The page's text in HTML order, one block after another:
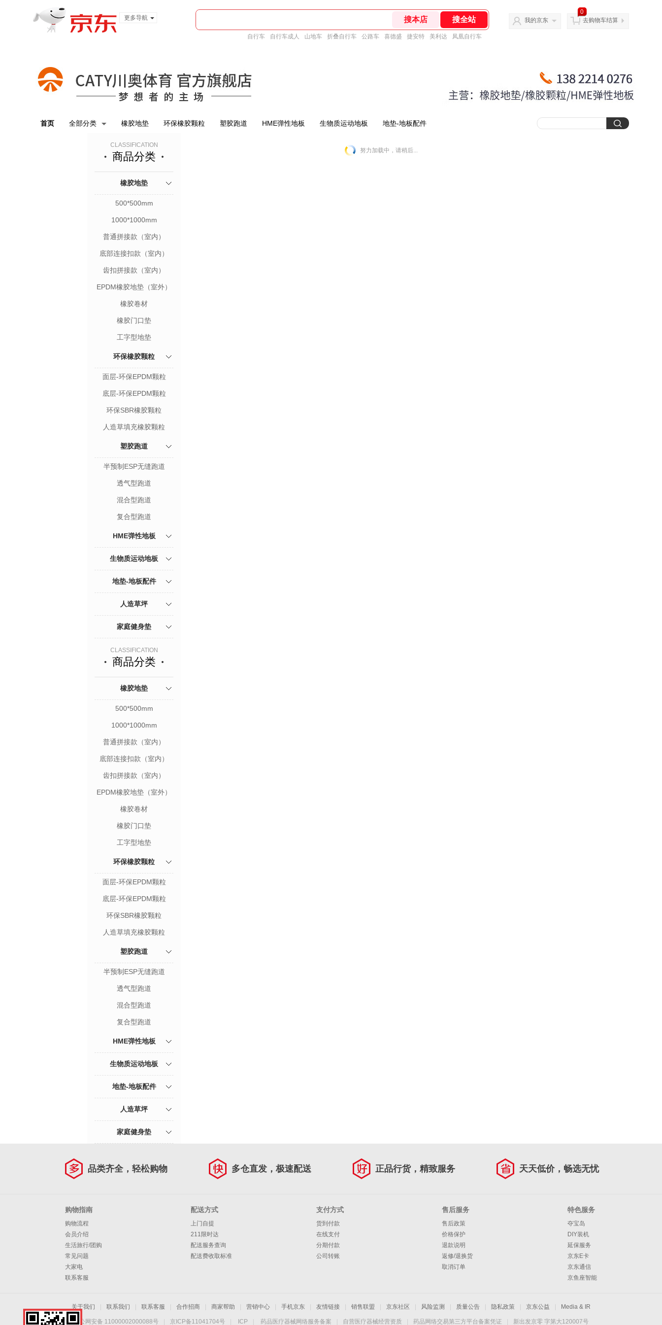
更多导航
自行车 自行车成人 山地车 折叠自行车 公路车 喜德盛 捷安特 美利达 凤凰自行车
我的京东
0
去购物车结算
首页 全部分类 橡胶地垫 环保橡胶颗粒 塑胶跑道 HME弹性地板 生物质运动地板 地垫-地板配件
CLASSIFICATION
商品分类
橡胶地垫
500*500mm
1000*1000mm
普通拼接款（室内）
底部连接扣款（室内）
齿扣拼接款（室内）
EPDM橡胶地垫（室外）
橡胶卷材
橡胶门口垫
工字型地垫
环保橡胶颗粒
面层-环保EPDM颗粒
底层-环保EPDM颗粒
环保SBR橡胶颗粒
人造草填充橡胶颗粒
塑胶跑道
半预制ESP无缝跑道
透气型跑道
混合型跑道
复合型跑道
HME弹性地板
生物质运动地板
地垫-地板配件
人造草坪
家庭健身垫
努力加载中，请稍后...
CLASSIFICATION
商品分类
橡胶地垫
500*500mm
1000*1000mm
普通拼接款（室内）
底部连接扣款（室内）
齿扣拼接款（室内）
EPDM橡胶地垫（室外）
橡胶卷材
橡胶门口垫
工字型地垫
环保橡胶颗粒
面层-环保EPDM颗粒
底层-环保EPDM颗粒
环保SBR橡胶颗粒
人造草填充橡胶颗粒
塑胶跑道
半预制ESP无缝跑道
透气型跑道
混合型跑道
复合型跑道
HME弹性地板
生物质运动地板
地垫-地板配件
人造草坪
家庭健身垫
品类齐全，轻松购物 多仓直发，极速配送 正品行货，精致服务 天天低价，畅选无忧
购物指南
购物流程
会员介绍
生活旅行/团购
常见问题
大家电
联系客服
配送方式
上门自提
211限时达
配送服务查询
配送费收取标准
支付方式
货到付款
在线支付
分期付款
公司转账
售后服务
售后政策
价格保护
退款说明
返修/退换货
取消订单
特色服务
夺宝岛
DIY装机
延保服务
京东E卡
京东通信
京鱼座智能
关于我们 联系我们 联系客服 合作招商 商家帮助 营销中心 手机京东 友情链接 销售联盟 京东社区 风险监测 质量公告 隐私政策 京东公益 Media & IR
京公网安备 11000002000088号 京ICP备11041704号 ICP 药品医疗器械网络服务备案 自营医疗器械经营资质 药品网络交易第三方平台备案凭证 新出发京零 字第大120007号